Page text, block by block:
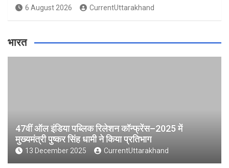
6 August 2026 CurrentUttarakhand
भारत
47वीं ऑल इंडिया पब्लिक रिलेशन कॉन्फ्रेंस–2025 में
मुख्यमंत्री पुष्कर सिंह धामी ने किया प्रतिभाग
13 December 2025 CurrentUttarakhand